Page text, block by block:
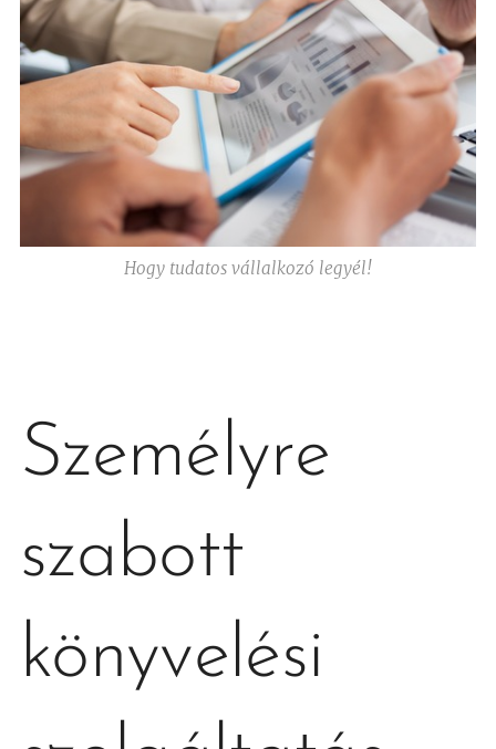
Hogy tudatos vállalkozó legyél!
Személyre
szabott
könyvelési